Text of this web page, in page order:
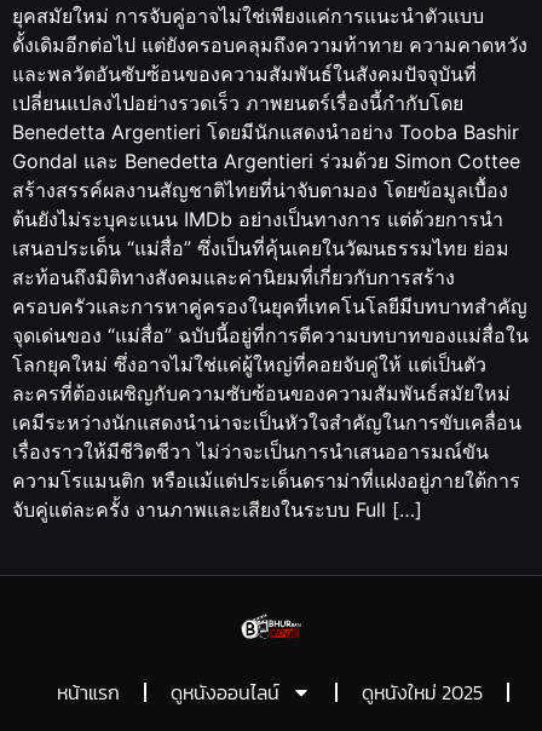
ยุคสมัยใหม่ การจับคู่อาจไม่ใช่เพียงแค่การแนะนำตัวแบบ
ดั้งเดิมอีกต่อไป แต่ยังครอบคลุมถึงความท้าทาย ความคาดหวัง
และพลวัตอันซับซ้อนของความสัมพันธ์ในสังคมปัจจุบันที่
เปลี่ยนแปลงไปอย่างรวดเร็ว ภาพยนตร์เรื่องนี้กำกับโดย
Benedetta Argentieri โดยมีนักแสดงนำอย่าง Tooba Bashir
Gondal และ Benedetta Argentieri ร่วมด้วย Simon Cottee
สร้างสรรค์ผลงานสัญชาติไทยที่น่าจับตามอง โดยข้อมูลเบื้อง
ต้นยังไม่ระบุคะแนน IMDb อย่างเป็นทางการ แต่ด้วยการนำ
เสนอประเด็น “แม่สื่อ” ซึ่งเป็นที่คุ้นเคยในวัฒนธรรมไทย ย่อม
สะท้อนถึงมิติทางสังคมและค่านิยมที่เกี่ยวกับการสร้าง
ครอบครัวและการหาคู่ครองในยุคที่เทคโนโลยีมีบทบาทสำคัญ
จุดเด่นของ “แม่สื่อ” ฉบับนี้อยู่ที่การตีความบทบาทของแม่สื่อใน
โลกยุคใหม่ ซึ่งอาจไม่ใช่แค่ผู้ใหญ่ที่คอยจับคู่ให้ แต่เป็นตัว
ละครที่ต้องเผชิญกับความซับซ้อนของความสัมพันธ์สมัยใหม่
เคมีระหว่างนักแสดงนำน่าจะเป็นหัวใจสำคัญในการขับเคลื่อน
เรื่องราวให้มีชีวิตชีวา ไม่ว่าจะเป็นการนำเสนออารมณ์ขัน
ความโรแมนติก หรือแม้แต่ประเด็นดราม่าที่แฝงอยู่ภายใต้การ
จับคู่แต่ละครั้ง งานภาพและเสียงในระบบ Full […]
หน้าแรก ดูหนังออนไลน์
ดูหนังใหม่ 2025